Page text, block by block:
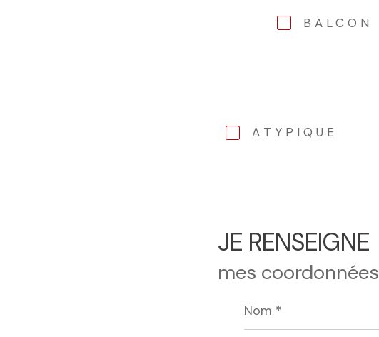
BALCON
ATYPIQUE
JE RENSEIGNE
mes coordonnées
*